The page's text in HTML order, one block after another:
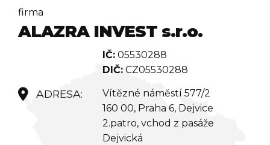
firma
ALAZRA INVEST s.r.o.
IČ: 05530288
DIČ: CZ05530288
Vítězné náměstí 577/2
160 00, Praha 6, Dejvice
2.patro, vchod z pasáže
Dejvická